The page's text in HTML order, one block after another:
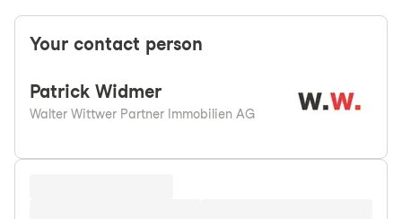
Your contact person
Patrick Widmer
Walter Wittwer Partner Immobilien AG